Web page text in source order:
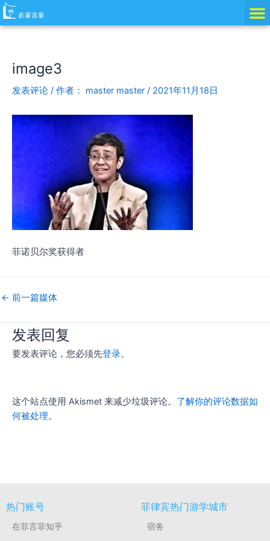
跳
至
image3
发表评论 / 作者： master master / 2021年11月18日
菲诺贝尔奖获得者
Post
navigation
← 前一篇媒体
发表回复
要发表评论，您必须先登录。
这个站点使用 Akismet 来减少垃圾评论。 了解你的评论数据如
何被处理。
热门账号
在菲言菲知乎
菲律宾热门游学城市
宿务